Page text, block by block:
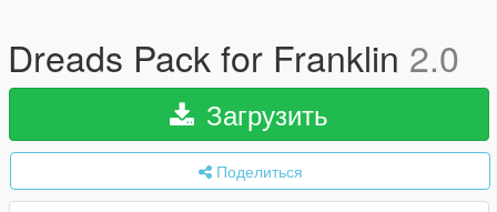
Dreads Pack for Franklin 2.0
Загрузить
Поделиться